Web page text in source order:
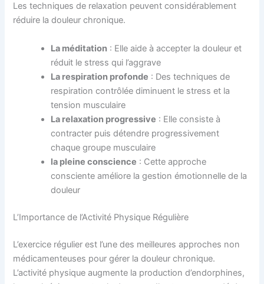
Les techniques de relaxation peuvent considérablement
réduire la douleur chronique.
La méditation : Elle aide à accepter la douleur et
réduit le stress qui l’aggrave
La respiration profonde : Des techniques de
respiration contrôlée diminuent le stress et la
tension musculaire
La relaxation progressive : Elle consiste à
contracter puis détendre progressivement
chaque groupe musculaire
la pleine conscience : Cette approche
consciente améliore la gestion émotionnelle de la
douleur
L’Importance de l’Activité Physique Régulière
L’exercice régulier est l’une des meilleures approches non
médicamenteuses pour gérer la douleur chronique.
L’activité physique augmente la production d’endorphines,